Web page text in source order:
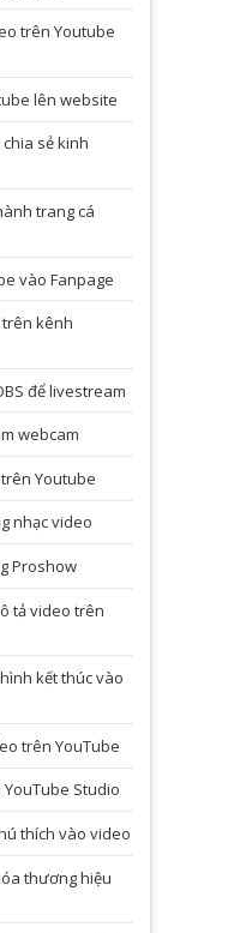
trên Youtube
lên website
sẻ kinh
trang cá
vào Fanpage
kênh
để livestream
webcam
Youtube
nhạc video
Proshow
tả video trên
kết thúc vào
trên YouTube
Studio
thích vào video
thương hiệu